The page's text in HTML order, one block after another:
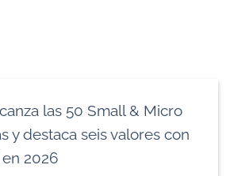
las 50 Small & Micro
y destaca seis valores con
2026